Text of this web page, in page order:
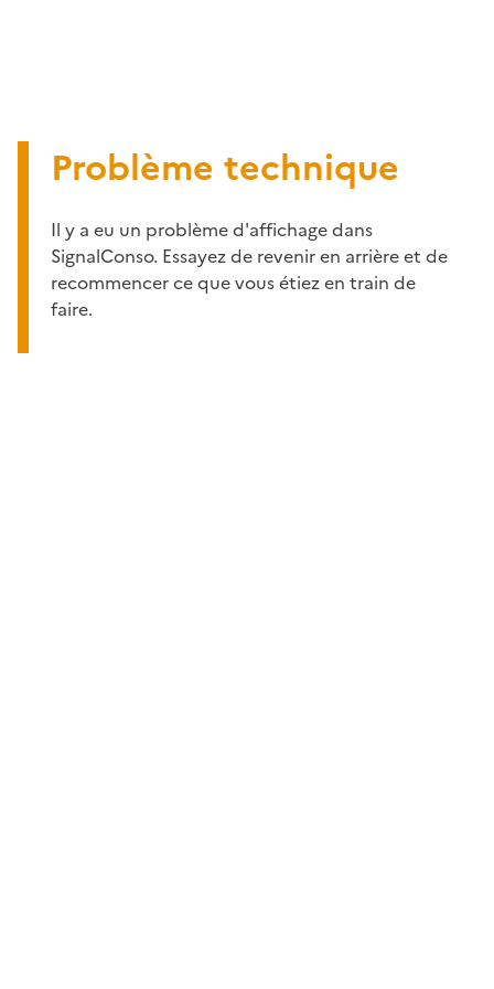
Problème technique
Il y a eu un problème d'affichage dans
SignalConso. Essayez de revenir en arrière et de
recommencer ce que vous étiez en train de
faire.